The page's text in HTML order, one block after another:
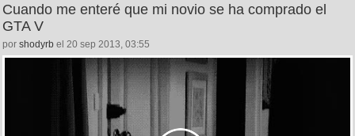
Cuando me enteré que mi novio se ha comprado el
GTA V
por shodyrb el 20 sep 2013, 03:55